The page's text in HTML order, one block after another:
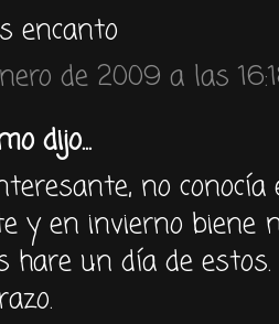
encanto
de 2009 a las
dijo...
no conocía
y en invierno biene
hare un día de estos.